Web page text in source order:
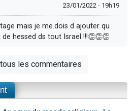
23/01/2022 - 19h19
mais je me.dois d ajouter qu
hessed ds tout Israel !!!👏👏👏
les commentaires